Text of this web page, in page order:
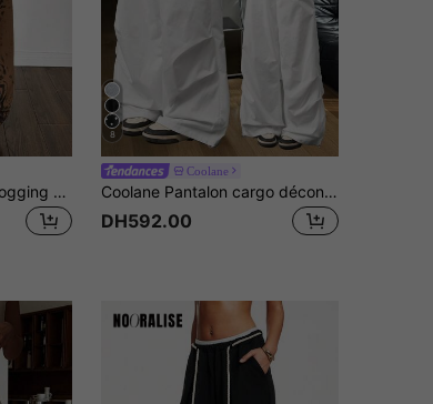
StreetHx Pantalon de jogging décontracté femme imprimé léopard gris clair, style streetwear oversize punk Y2K baddie, idéal pour l'école et les trajets quotidiens
8
Coolane
Coolane Pantalon cargo décontracté et sportif pour femme, style vintage street, blanc, à cordon de serrage, jambes larges, printemps/été
DH592.00